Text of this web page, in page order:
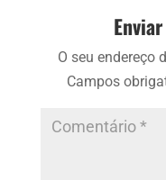
O seu endereço
Campos